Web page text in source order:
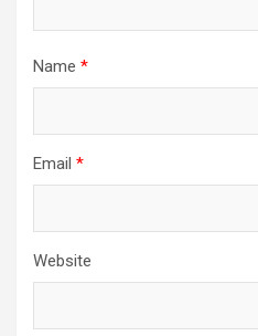
Name *
Email *
Website